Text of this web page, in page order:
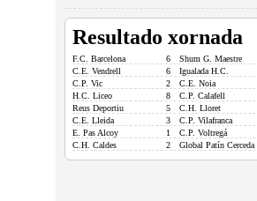
Resultado xornada
F.C. Barcelona 6 Shum G. Maestre
C.E. Vendrell
6 Igualada H.C.
C.P. Vic
2 C.E. Noia
H.C. Liceo
8 C.P. Calafell
Reus Deportiu
5 C.H. Lloret
C.E. Lleida
3 C.P. Vilafranca
E. Pas Alcoy
1 C.P. Voltregá
C.H. Caldes
2 Global Patín Cerceda